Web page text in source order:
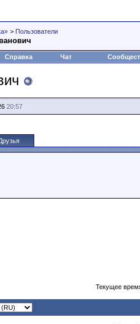
> Пользователи
Справка Чат
20:57
Текущее